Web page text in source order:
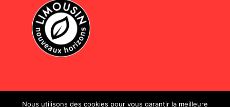
Nous utilisons des cookies pour vous garantir la meilleure